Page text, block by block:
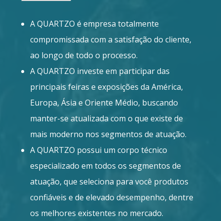
A QUARTZO é empresa totalmente
compromissada com a satisfação do cliente,
ao longo de todo o processo.
A QUARTZO investe em participar das
principais feiras e exposições da América,
Europa, Ásia e Oriente Médio, buscando
manter-se atualizada com o que existe de
mais moderno nos segmentos de atuação.
A QUARTZO possui um corpo técnico
especializado em todos os segmentos de
atuação, que seleciona para você produtos
confiáveis e de elevado desempenho, dentre
os melhores existentes no mercado.